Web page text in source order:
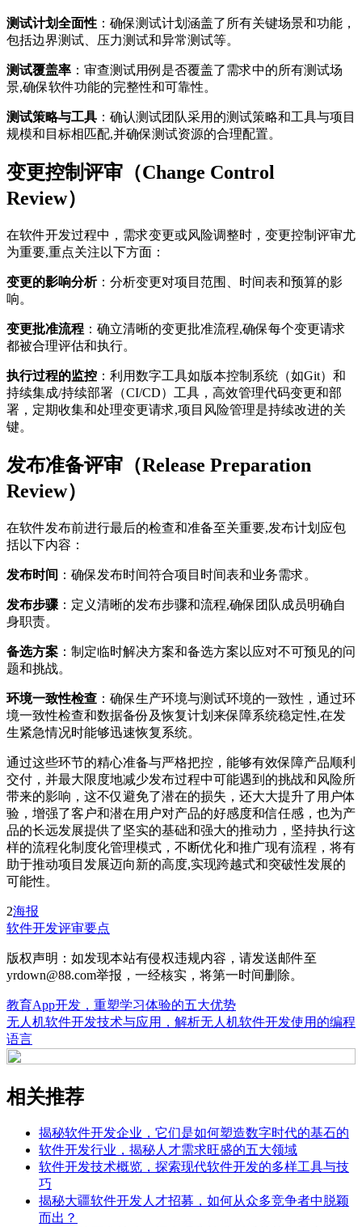
测试计划全面性 ：确保测试计划涵盖了所有关键场景和功能，
包括边界测试、压力测试和异常测试等。
测试覆盖率 ：审查测试用例是否覆盖了需求中的所有测试场
景,确保软件功能的完整性和可靠性。
测试策略与工具 ：确认测试团队采用的测试策略和工具与项目
规模和目标相匹配,并确保测试资源的合理配置。
变更控制评审（Change Control
Review）
在软件开发过程中，需求变更或风险调整时，变更控制评审尤
为重要,重点关注以下方面：
变更的影响分析：分析变更对项目范围、时间表和预算的影
响。
变更批准流程 ：确立清晰的变更批准流程,确保每个变更请求
都被合理评估和执行。
执行过程的监控 ：利用数字工具如版本控制系统（如Git）和
持续集成/持续部署（CI/CD）工具，高效管理代码变更和部
署，定期收集和处理变更请求,项目风险管理是持续改进的关
键。
发布准备评审（Release Preparation
Review）
在软件发布前进行最后的检查和准备至关重要,发布计划应包
括以下内容：
发布时间 ：确保发布时间符合项目时间表和业务需求。
发布步骤 ：定义清晰的发布步骤和流程,确保团队成员明确自
身职责。
备选方案 ：制定临时解决方案和备选方案以应对不可预见的问
题和挑战。
环境一致性检查 ：确保生产环境与测试环境的一致性，通过环
境一致性检查和数据备份及恢复计划来保障系统稳定性,在发
生紧急情况时能够迅速恢复系统。
通过这些环节的精心准备与严格把控，能够有效保障产品顺利
交付，并最大限度地减少发布过程中可能遇到的挑战和风险所
带来的影响，这不仅避免了潜在的损失，还大大提升了用户体
验，增强了客户和潜在用户对产品的好感度和信任感，也为产
品的长远发展提供了坚实的基础和强大的推动力，坚持执行这
样的流程化制度化管理模式，不断优化和推广现有流程，将有
助于推动项目发展迈向新的高度,实现跨越式和突破性发展的
可能性。
2海报
软件开发评审要点
版权声明：如发现本站有侵权违规内容，请发送邮件至
yrdown@88.com举报，一经核实，将第一时间删除。
教育App开发，重塑学习体验的五大优势
无人机软件开发技术与应用，解析无人机软件开发使用的编程
语言
相关推荐
揭秘软件开发企业，它们是如何塑造数字时代的基石的
软件开发行业，揭秘人才需求旺盛的五大领域
软件开发技术概览，探索现代软件开发的多样工具与技
巧
揭秘大疆软件开发人才招募，如何从众多竞争者中脱颖
而出？